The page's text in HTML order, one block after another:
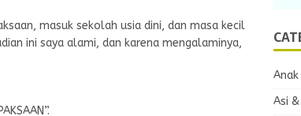
masuk sekolah usia dini, dan masa kecil
ini saya alami, dan karena mengalaminya,
Asi